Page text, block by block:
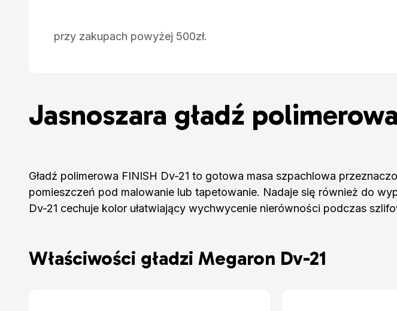
przy zakupach powyżej 500zł.
Jasnoszara gładź
Gładź polimerowa FINISH Dv-21 to gotowa masa szpachlowa
pomieszczeń pod malowanie lub tapetowanie. Nadaje się również do
Dv-21 cechuje kolor ułatwiający wychwycenie nierówności podczas
Właściwości gładzi Megaron Dv-21